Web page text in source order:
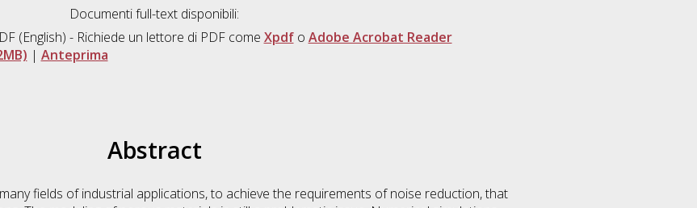
Documenti full-text disponibili:
(English) - Richiede un lettore di PDF come Xpdfo Adobe Acrobat Reader
| Anteprima
Abstract
fields of industrial applications, to achieve the requirements of noise reduction, that